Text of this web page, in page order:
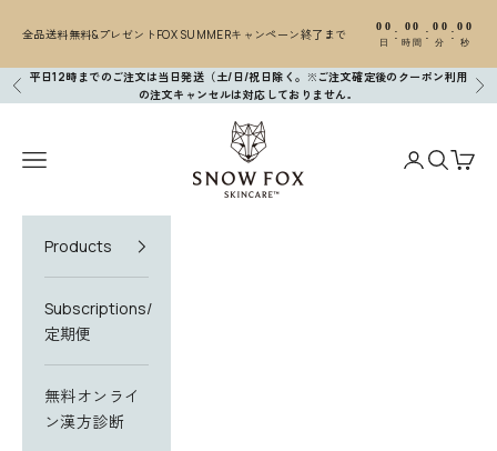
全品送料無料&プレゼントFOX SUMMERキャンペーン終了まで 00
日
: 00
時間
: 00
分
:00
秒
前へ
平日12時までのご注文は当日発送（土/日/祝日除く。※ご注文確定後のクーポン利用
の注文キャンセルは対応しておりません。
次
SNOW FOX SKINCARE
メニューを開く
アカウント
検索を開
カー
Products
Subscriptions/
定期便
無料オンライ
ン漢方診断